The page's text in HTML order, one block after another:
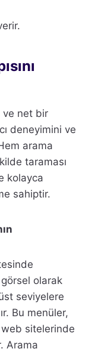
ve net bir
deneyimini ve
arama
taraması
kolayca
sahiptir.
olarak
seviyelere
Bu menüler,
sitelerinde
Arama